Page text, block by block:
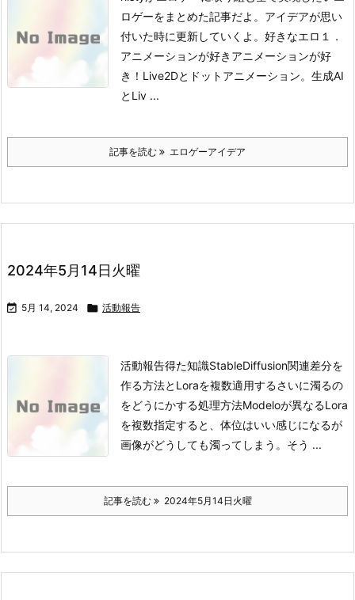
ロゲーをまとめた記事だよ。アイデアが思い
付いた時に更新していくよ。 好きなエロ１．
アニメーションが好き アニメーションが好
き！Live2Dとドットアニメーション。生成AI
とLiv ...
記事を読む エロゲーアイデア
2024年5月14日火曜
 5月 14, 2024  活動報告
活動報告得た知識StableDiffusion関連差分を
作る方法とLoraを複数適用するさいに濁るの
をどうにかする処理方法Modeloが異なるLora
を複数指定すると、体位はいい感じになるが
画像がどうしても濁ってしまう。 そう ...
記事を読む 2024年5月14日火曜